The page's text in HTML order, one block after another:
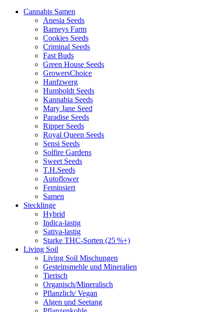
Cannabis Samen
Anesia Seeds
Barneys Farm
Cookies Seeds
Criminal Seeds
Fast Buds
Green House Seeds
GrowersChoice
Hanfzwerg
Humboldt Seeds
Kannabia Seeds
Mary Jane Seed
Paradise Seeds
Ripper Seeds
Royal Queen Seeds
Sensi Seeds
Solfire Gardens
Sweet Seeds
T.H.Seeds
Autoflower
Feminsiert
Samen
Stecklinge
Hybrid
Indica-lastig
Sativa-lastig
Starke THC-Sorten (25 %+)
Living Soil
Living Soil Mischungen
Gesteinsmehle und Mineralien
Tierisch
Organisch/Mineralisch
Pflanzlich/ Vegan
Algen und Seetang